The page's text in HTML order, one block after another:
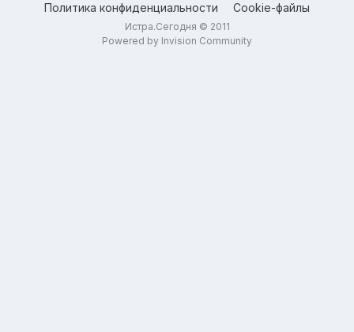
Политика конфиденциальности Cookie-файлы
Истра.Сегодня © 2011
Powered by Invision Community